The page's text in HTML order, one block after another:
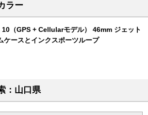
ラー
（GPS + Cellularモデル） 46mm ジェット
ケースとインクスポーツループ
：山口県